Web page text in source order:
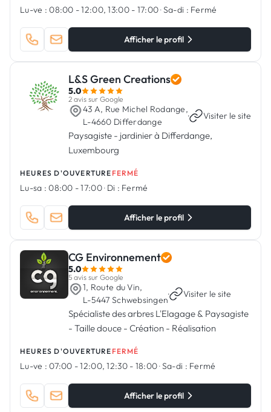
Lu-ve : 08:00 - 12:00, 13:00 - 17:00·Sa-di : Fermé
Afficher le profil
L&S Green Creations
5.0
2 avis sur Google
43 A, Rue Michel Rodange,
L-4660 Differdange
· Visiter le site
Paysagiste - jardinier à Differdange,
Luxembourg
HEURES D'OUVERTURE FERMÉ
Lu-sa : 08:00 - 17:00· Di : Fermé
Afficher le profil
CG Environnement
5.0
5 avis sur Google
1, Route du Vin,
L-5447 Schwebsingen
· Visiter le site
Spécialiste des arbres L'Elagage & Paysagiste
- Taille douce - Création - Réalisation
HEURES D'OUVERTURE FERMÉ
Lu-ve : 07:00 - 12:00, 12:30 - 18:00·Sa-di : Fermé
Afficher le profil